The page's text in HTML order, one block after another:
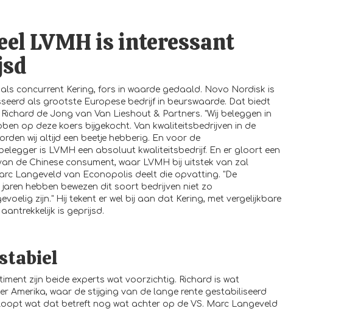
LVMH is interessant
als concurrent Kering, fors in waarde gedaald. Novo Nordisk is
als grootste Europese bedrijf in beurswaarde. Dat biedt
de Jong van Van Lieshout & Partners. "Wij beleggen in
op deze koers bijgekocht. Van kwaliteitsbedrijven in de
wij altijd een beetje hebberig. En voor de
is LVMH een absoluut kwaliteitsbedrijf. En er gloort een
de Chinese consument, waar LVMH bij uitstek van zal
Langeveld van Econopolis deelt die opvatting. "De
jaren hebben bewezen dit soort bedrijven niet zo
zijn." Hij tekent er wel bij aan dat Kering, met vergelijkbare
is geprijsd.
zijn beide experts wat voorzichtig. Richard is wat
Amerika, waar de stijging van de lange rente gestabiliseerd
wat dat betreft nog wat achter op de VS. Marc Langeveld